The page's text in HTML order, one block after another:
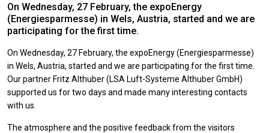
On Wednesday, 27 February, the expoEnergy
(Energiesparmesse) in Wels, Austria, started and we are
participating for the first time.
On Wednesday, 27 February, the expoEnergy (Energiesparmesse)
in Wels, Austria, started and we are participating for the first time.
Our partner Fritz Althuber (LSA Luft-Systeme Althuber GmbH)
supported us for two days and made many interesting contacts
with us.
The atmosphere and the positive feedback from the visitors